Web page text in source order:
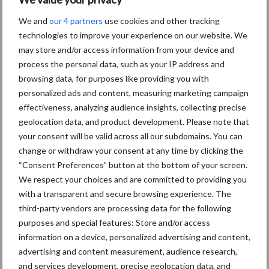
We and our 4 partners use cookies and other tracking
technologies to improve your experience on our website. We
may store and/or access information from your device and
process the personal data, such as your IP address and
browsing data, for purposes like providing you with
personalized ads and content, measuring marketing campaign
effectiveness, analyzing audience insights, collecting precise
geolocation data, and product development. Please note that
your consent will be valid across all our subdomains. You can
change or withdraw your consent at any time by clicking the
“Consent Preferences” button at the bottom of your screen.
We respect your choices and are committed to providing you
with a transparent and secure browsing experience. The
third-party vendors are processing data for the following
purposes and special features: Store and/or access
information on a device, personalized advertising and content,
advertising and content measurement, audience research,
and services development, precise geolocation data, and
Grondstoffenmarkt blijft
grillig: droogte en
geopolitiek houden handel
in de greep
De speenhuid: een vaak
onderschatte risicofactor
voor mastitis
ForFarmers ziet volume en
marktaandeel groeien in
krimpende Nederlandse
markt